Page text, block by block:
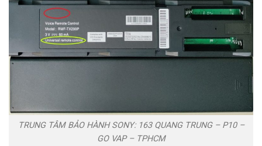
TRUNG TÂM BẢO HÀNH SONY: 163 QUANG TRUNG – P10 –
GO VAP – TPHCM